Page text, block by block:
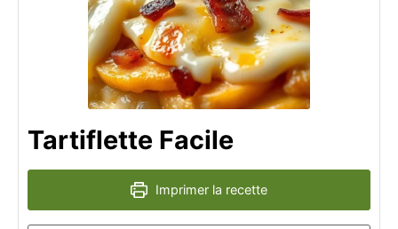
Tartiflette Facile
Imprimer la recette